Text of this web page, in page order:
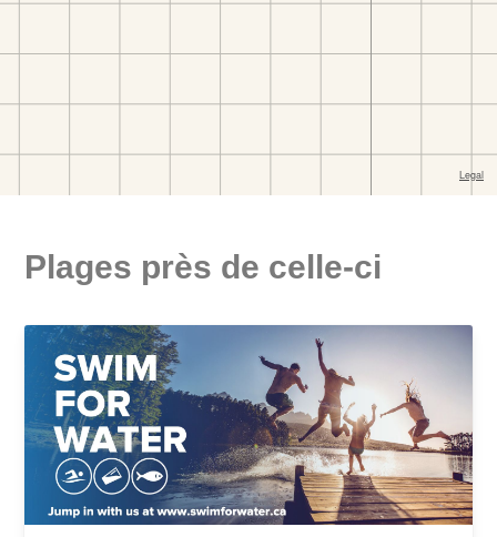
Plages près de celle-ci